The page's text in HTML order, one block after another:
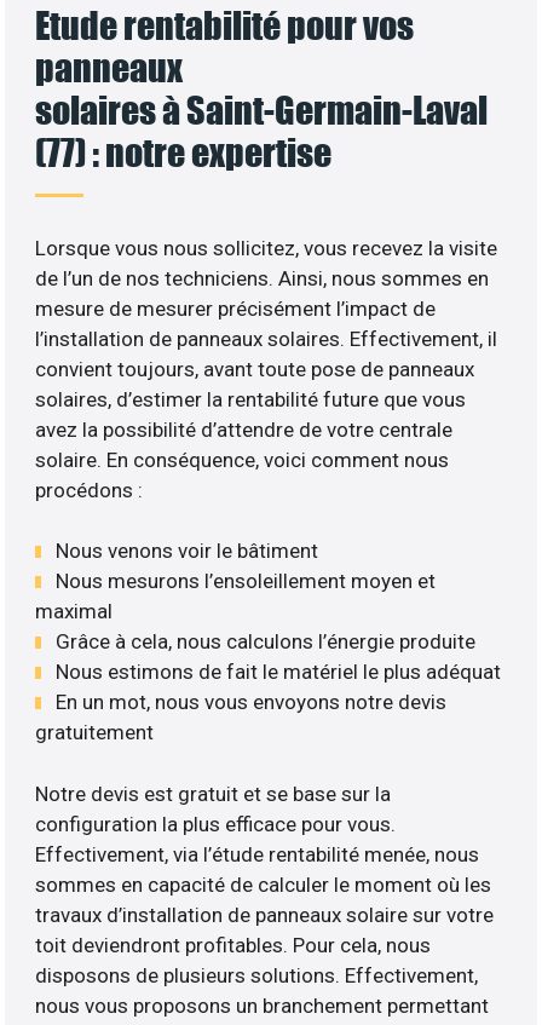
Etude rentabilité pour vos
panneaux
solaires à Saint-Germain-Laval
(77) : notre expertise
Lorsque vous nous sollicitez, vous recevez la visite
de l’un de nos techniciens. Ainsi, nous sommes en
mesure de mesurer précisément l’impact de
l’installation de panneaux solaires. Effectivement, il
convient toujours, avant toute pose de panneaux
solaires, d’estimer la rentabilité future que vous
avez la possibilité d’attendre de votre centrale
solaire. En conséquence, voici comment nous
procédons :
Nous venons voir le bâtiment
Nous mesurons l’ensoleillement moyen et
maximal
Grâce à cela, nous calculons l’énergie produite
Nous estimons de fait le matériel le plus adéquat
En un mot, nous vous envoyons notre devis
gratuitement
Notre devis est gratuit et se base sur la
configuration la plus efficace pour vous.
Effectivement, via l’étude rentabilité menée, nous
sommes en capacité de calculer le moment où les
travaux d’installation de panneaux solaire sur votre
toit deviendront profitables. Pour cela, nous
disposons de plusieurs solutions. Effectivement,
nous vous proposons un branchement permettant